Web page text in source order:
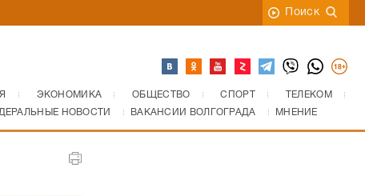
Поиск
ЭКОНОМИКА ОБЩЕСТВО СПОРТ
ТЕЛЕКОМ
НОВОСТИ ВАКАНСИИ ВОЛГОГРАДА МНЕНИЕ